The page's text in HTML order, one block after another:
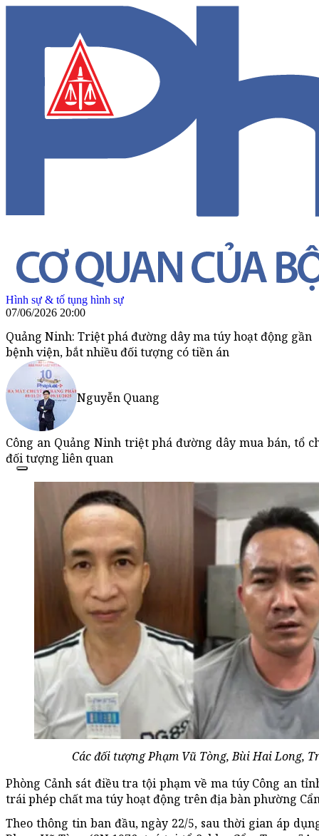
Hình sự & tố tụng hình sự
07/06/2026 20:00
Quảng Ninh: Triệt phá đường dây ma túy hoạt động gần
bệnh viện, bắt nhiều đối tượng có tiền án
Nguyễn Quang
Công an Quảng Ninh triệt phá đường dây mua bán, tổ
đối tượng liên quan
Các đối tượng Phạm Vũ Tòng, Bùi Hai Long,
Phòng Cảnh sát điều tra tội phạm về ma túy Công an
trái phép chất ma túy hoạt động trên địa bàn phường
Theo thông tin ban đầu, ngày 22/5, sau thời gian áp